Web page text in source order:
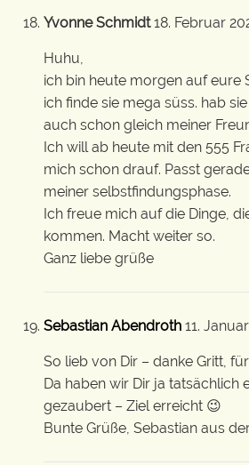
Yvonne Schmidt18. Februar
Huhu,
ich bin heute morgen auf eure
ich finde sie mega süss. hab
auch schon gleich meiner
Ich will ab heute mit den 555
mich schon drauf. Passt
meiner selbstfindungsphase.
Ich freue mich auf die Dinge,
kommen. Macht weiter so.
Ganz liebe grüße
Sebastian Abendroth 11.
So lieb von Dir – danke Gritt,
Da haben wir Dir ja tatsächlich
gezaubert – Ziel erreicht 😉
Bunte Grüße, Sebastian aus